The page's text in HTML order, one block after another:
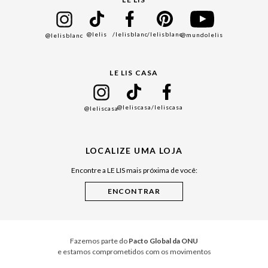
Black Friday
Cuidados Casa
@lelisblanc @lelis /lelisblanc/lelisblanc@mundolelis
LE LIS CASA
@leliscasa@leliscasa/leliscasa
LOCALIZE UMA LOJA
Encontre a LE LIS mais próxima de você:
Fazemos parte do Pacto Global da ONU
e estamos comprometidos com os movimentos